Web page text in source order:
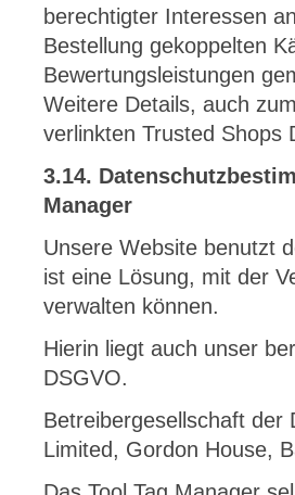
berechtigter Interessen
Bestellung gekoppelten
Bewertungsleistungen
Weitere Details, auch
verlinkten Trusted Shops
3.14.
Manager
Unsere Website benutzt
ist eine Lösung, mit der
verwalten können.
Hierin liegt auch unser
DSGVO.
Betreibergesellschaft der
Limited, Gordon House,